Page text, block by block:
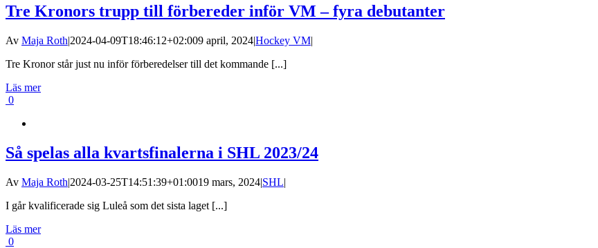
Tre Kronors trupp till förbereder inför VM – fyra debutanter
Av Maja Roth|2024-04-09T18:46:12+02:009 april, 2024|Hockey VM|
Tre Kronor står just nu inför förberedelser till det kommande [...]
Läs mer
0
Så spelas alla kvartsfinalerna i SHL 2023/24
Av Maja Roth|2024-03-25T14:51:39+01:0019 mars, 2024|SHL|
I går kvalificerade sig Luleå som det sista laget [...]
Läs mer
0